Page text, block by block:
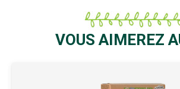
VOUS AIMEREZ